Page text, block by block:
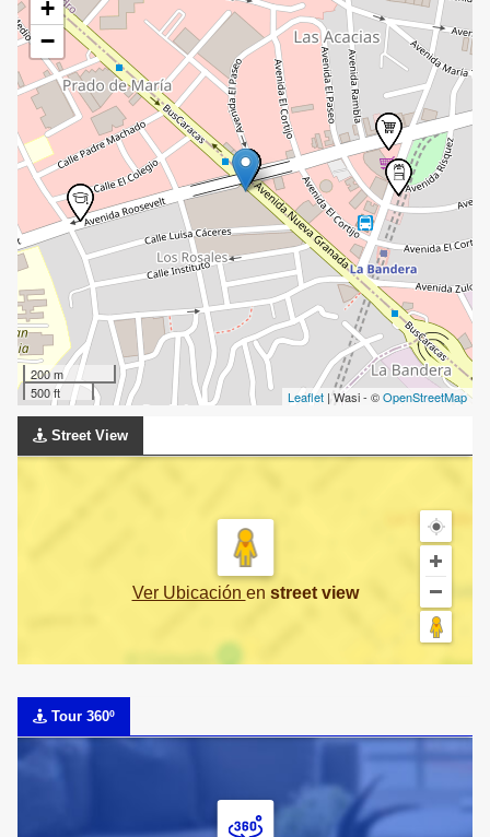
+
−
200 m
500 ft
Leaflet | Wasi - ©OpenStreetMap
Street View
Ver Ubicación en street view
Tour 360º